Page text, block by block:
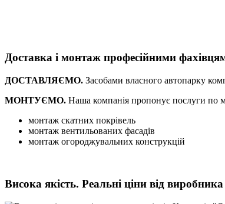
Доставка і монтаж професійними
ДОСТАВЛЯЄМО. Засобами власного автопарку
МОНТУЄМО. Наша компанія пропонує послуги по
монтаж скатних покрівель
монтаж вентильованих фасадів
монтаж огороджувальних конструкцій
Висока якість. Реальні ціни від виробника